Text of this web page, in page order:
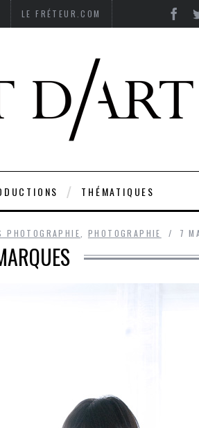
LE FRÉTEUR.COM
THÉMATIQUES
PHOTOGRAPHIE PHOTOGRAPHIE 7